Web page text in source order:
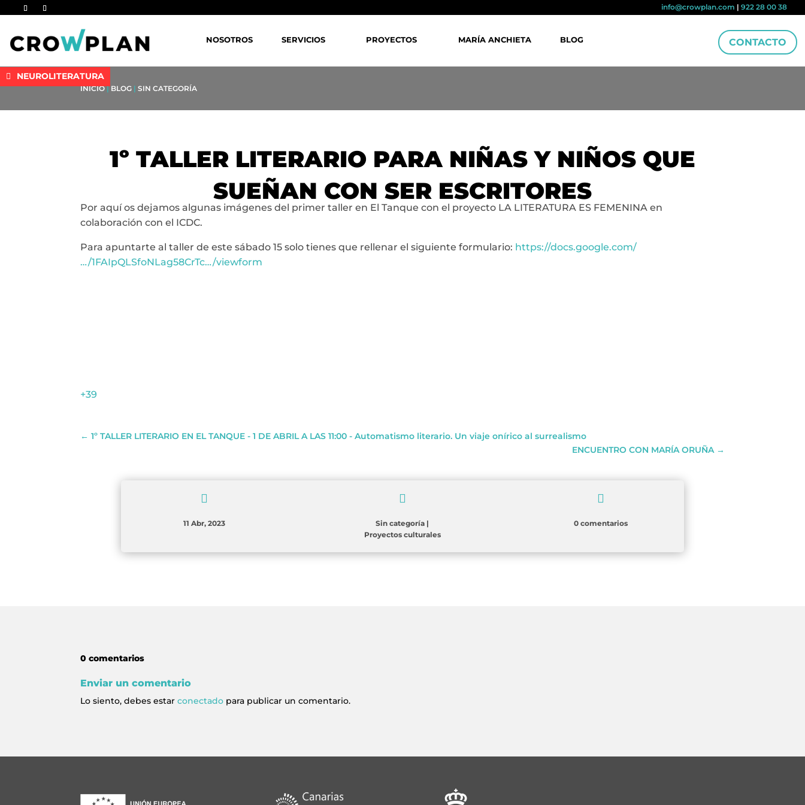
info@crowplan.com | 922 28 00 38
NOSOTROS SERVICIOS PROYECTOS MARÍA ANCHIETA BLOG CONTACTO
NEUROLITERATURA
INICIO|BLOG |SIN CATEGORÍA
1º TALLER LITERARIO PARA NIÑAS Y NIÑOS QUE
SUEÑAN CON SER ESCRITORES
Por aquí os dejamos algunas imágenes del primer taller en El Tanque con el proyecto LA LITERATURA ES FEMENINA en
colaboración con el ICDC.
Para apuntarte al taller de este sábado 15 solo tienes que rellenar el siguiente formulario: https://docs.google.com/
…/1FAIpQLSfoNLag58CrTc…/viewform
+39
←1º TALLER LITERARIO EN EL TANQUE - 1 DE ABRIL A LAS 11:00 - Automatismo literario. Un viaje onírico al surrealismo
ENCUENTRO CON MARÍA ORUÑA→

11 Abr, 2023

Sin categoría |
Proyectos culturales

0 comentarios
0 comentarios
Enviar un comentario
Lo siento, debes estarconectado para publicar un comentario.